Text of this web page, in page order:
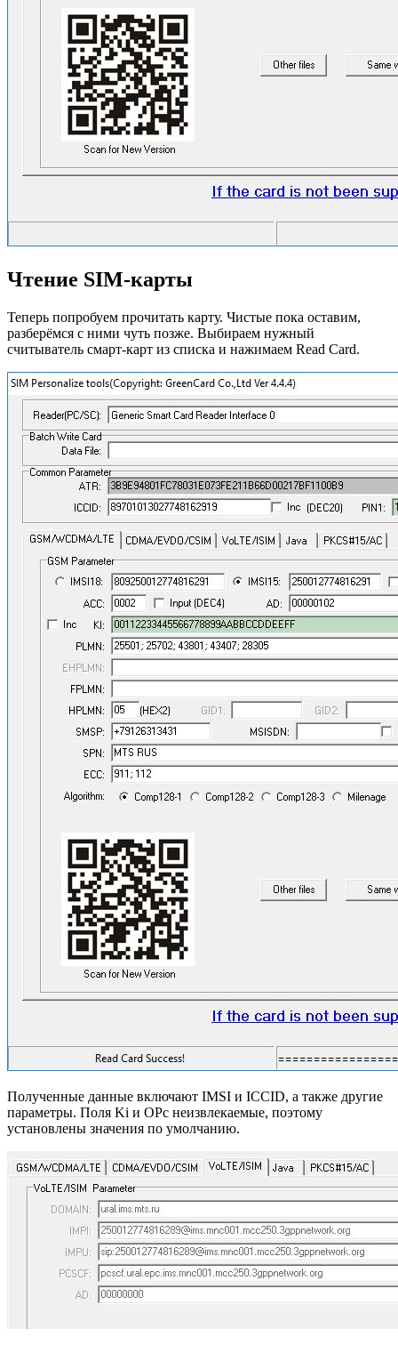
Чтение SIM-карты
Теперь попробуем прочитать карту. Чистые пока оставим,
разберёмся с ними чуть позже. Выбираем нужный
считыватель смарт-карт из списка и нажимаем Read Card.
Полученные данные включают IMSI и ICCID, а также другие
параметры. Поля Ki и OPc неизвлекаемые, поэтому
установлены значения по умолчанию.